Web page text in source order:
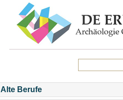
Alte Berufe